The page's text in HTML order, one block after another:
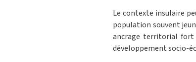
Le contexte insulaire
population souvent
ancrage territorial fort
développement socio-